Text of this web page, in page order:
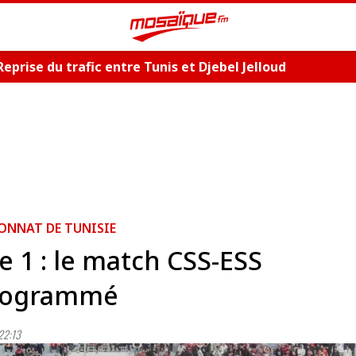
Reprise du trafic entre Tunis et Djebel Jelloud
DE TUNISIE
1 : le match CSS-ESS